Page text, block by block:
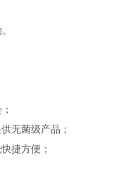
无菌级产品；
捷方便；